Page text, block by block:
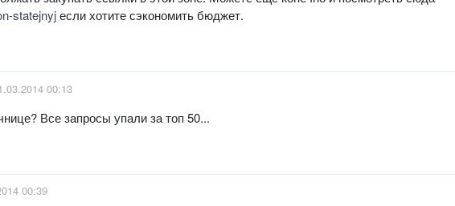
statejnyjесли хотите сэкономить бюджет.
00:13
Все запросы упали за топ 50...
00:39